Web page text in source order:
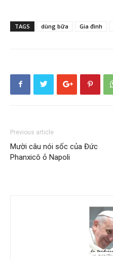
TAGS dùng bữa Gia đình
Previous article
Mười câu nói sốc của Đức
Phanxicô ỏ Napoli